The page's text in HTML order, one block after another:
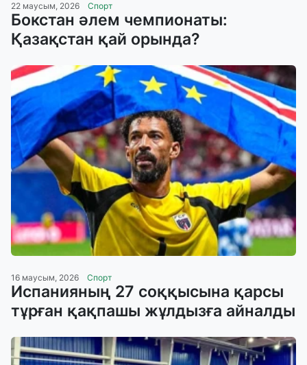
22 маусым, 2026 Спорт
Бокстан әлем чемпионаты:
Қазақстан қай орында?
16 маусым, 2026 Спорт
Испанияның 27 соққысына қарсы
тұрған қақпашы жұлдызға айналды